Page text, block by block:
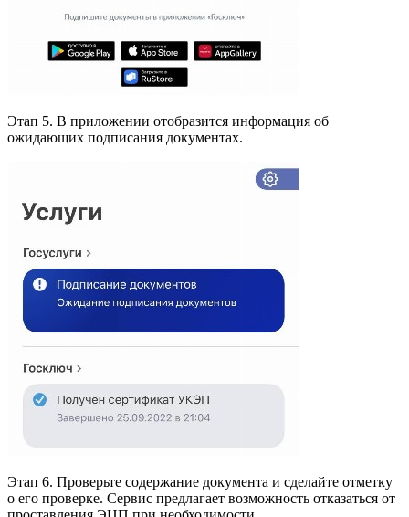
Этап 5. В приложении отобразится информация об
ожидающих подписания документах.
Этап 6. Проверьте содержание документа и сделайте отметку
о его проверке. Сервис предлагает возможность отказаться от